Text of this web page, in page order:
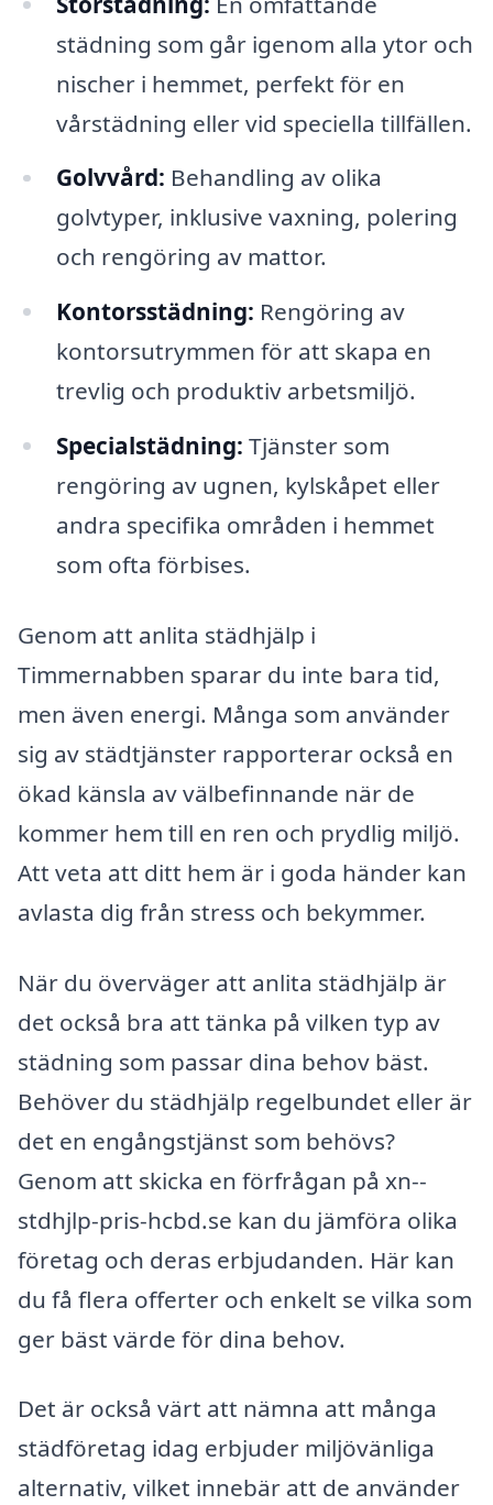
städning som går igenom alla ytor och
nischer i hemmet, perfekt för en
vårstädning eller vid speciella tillfällen.
Golvvård: Behandling av olika
golvtyper, inklusive vaxning, polering
och rengöring av mattor.
Kontorsstädning: Rengöring av
kontorsutrymmen för att skapa en
trevlig och produktiv arbetsmiljö.
Specialstädning: Tjänster som
rengöring av ugnen, kylskåpet eller
andra specifika områden i hemmet
som ofta förbises.
Genom att anlita städhjälp i
Timmernabben sparar du inte bara tid,
men även energi. Många som använder
sig av städtjänster rapporterar också en
ökad känsla av välbefinnande när de
kommer hem till en ren och prydlig miljö.
Att veta att ditt hem är i goda händer kan
avlasta dig från stress och bekymmer.
När du överväger att anlita städhjälp är
det också bra att tänka på vilken typ av
städning som passar dina behov bäst.
Behöver du städhjälp regelbundet eller är
det en engångstjänst som behövs?
Genom att skicka en förfrågan på xn--
stdhjlp-pris-hcbd.se kan du jämföra olika
företag och deras erbjudanden. Här kan
du få flera offerter och enkelt se vilka som
ger bäst värde för dina behov.
Det är också värt att nämna att många
städföretag idag erbjuder miljövänliga
alternativ, vilket innebär att de använder